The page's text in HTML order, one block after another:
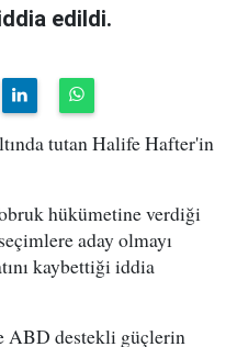
edildi.
tutan Halife Hafter'in
hükümetine verdiği
aday olmayı
kaybettiği iddia
ABD destekli güçlerin